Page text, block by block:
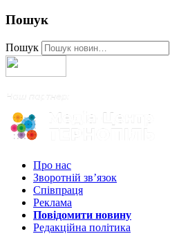
Пошук
Пошук
Про нас
Зворотній зв’язок
Співпраця
Реклама
Повідомити новину
Редакційна політика